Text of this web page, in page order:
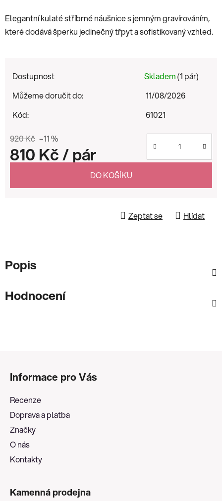
Elegantní kulaté stříbrné náušnice s jemným gravírováním,
které dodává šperku jedinečný třpyt a sofistikovaný vzhled.
Dostupnost Skladem(1 pár)
Můžeme doručit do:
11/08/2026
Kód:
61021
920 Kč –11 %
810 Kč/ pár
DO KOŠÍKU
Zeptat se Hlídat
Popis
Hodnocení
Informace pro Vás
Recenze
Doprava a platba
Značky
O nás
Kontakty
Kamenná prodejna